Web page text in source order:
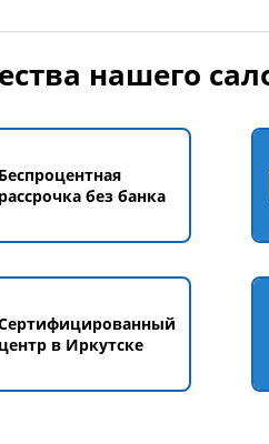
нашего
Беспроцентная
рассрочка без банка
центр в Иркутске